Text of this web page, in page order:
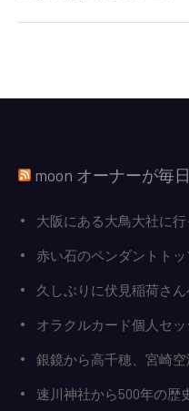
moon オーナーが毎
大阪にある大鳥大社に行
赤い石のペンダントトッ
久しぶりに伏見稲荷さ
オラクルカード個人セ
銀鏡から高千穂、宮崎空
速川神社から500年の歴